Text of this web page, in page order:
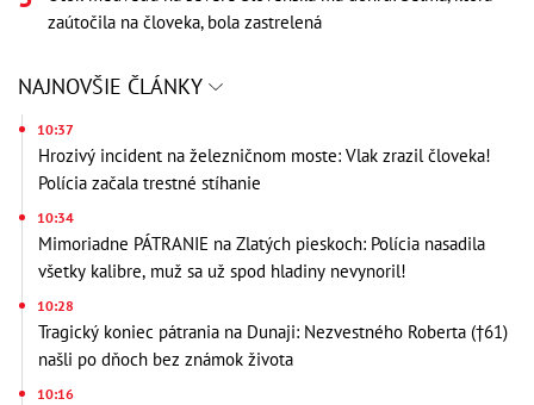
zaútočila na človeka, bola zastrelená
NAJNOVŠIE ČLÁNKY
10:37
Hrozivý incident na železničnom moste: Vlak zrazil človeka!
Polícia začala trestné stíhanie
10:34
Mimoriadne PÁTRANIE na Zlatých pieskoch: Polícia nasadila
všetky kalibre, muž sa už spod hladiny nevynoril!
10:28
Tragický koniec pátrania na Dunaji: Nezvestného Roberta (†61)
našli po dňoch bez známok života
10:16